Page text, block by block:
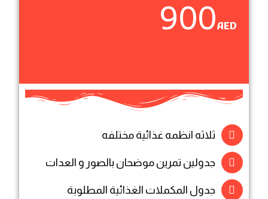
900AED
ثلاثه انظمه غذائية مختلفه
جدولين تمرين موضحان بالصور و العدات
جدول المكملات الغذائية المطلوبة